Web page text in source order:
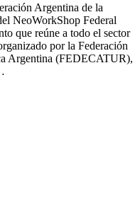
Argentina de la
NeoWorkShop Federal
que reúne a todo el sector
por la Federación
Argentina (FEDECATUR),